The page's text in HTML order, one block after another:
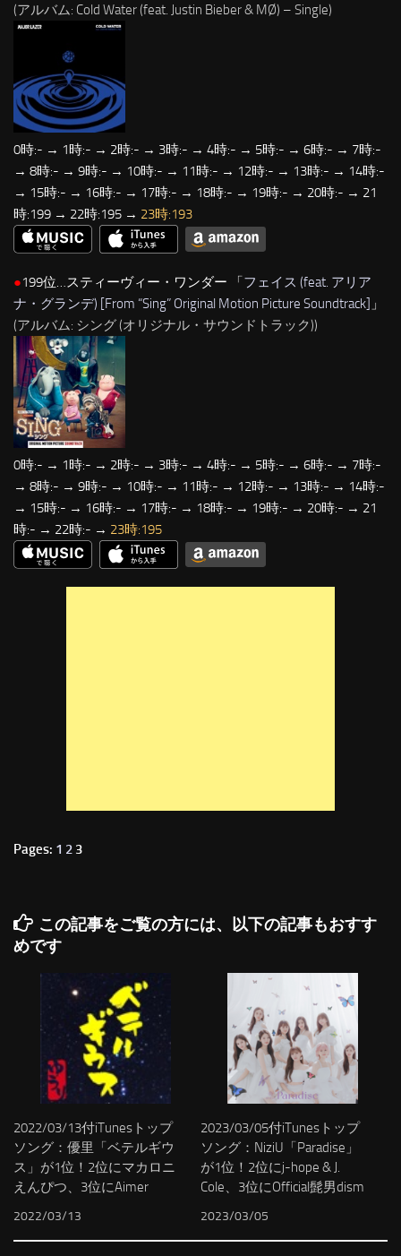
(アルバム: Cold Water (feat. Justin Bieber & MØ) – Single)
0時:- → 1時:- → 2時:- → 3時:- → 4時:- → 5時:- → 6時:- → 7時:-
→ 8時:- → 9時:- → 10時:- → 11時:- → 12時:- → 13時:- → 14時:-
→ 15時:- → 16時:- → 17時:- → 18時:- → 19時:- → 20時:- → 21
時:199 → 22時:195 → 23時:193
●199位…スティーヴィー・ワンダー 「フェイス (feat. アリア
ナ・グランデ) [From “Sing” Original Motion Picture Soundtrack] 」
(アルバム: シング (オリジナル・サウンドトラック))
0時:- → 1時:- → 2時:- → 3時:- → 4時:- → 5時:- → 6時:- → 7時:-
→ 8時:- → 9時:- → 10時:- → 11時:- → 12時:- → 13時:- → 14時:-
→ 15時:- → 16時:- → 17時:- → 18時:- → 19時:- → 20時:- → 21
時:- → 22時:- → 23時:195
Pages: 1 2 3
この記事をご覧の方には、以下の記事もおすす
めです
2022/03/13付iTunesトップ
ソング：優里「ベテルギウ
ス」が1位！2位にマカロニ
えんぴつ、3位にAimer
2022/03/13
2023/03/05付iTunesトップ
ソング：NiziU「Paradise」
が1位！2位にj-hope & J.
Cole、3位にOfficial髭男dism
2023/03/05